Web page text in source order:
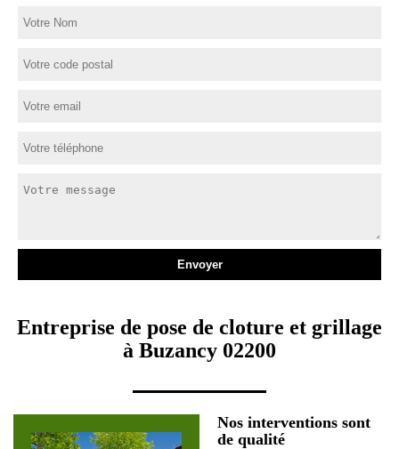
Entreprise de pose de cloture et grillage
à Buzancy 02200
Nos interventions sont
de qualité